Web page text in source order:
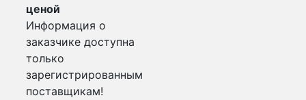
ценой
Информация о
заказчике доступна
только
зарегистрированным
поставщикам!